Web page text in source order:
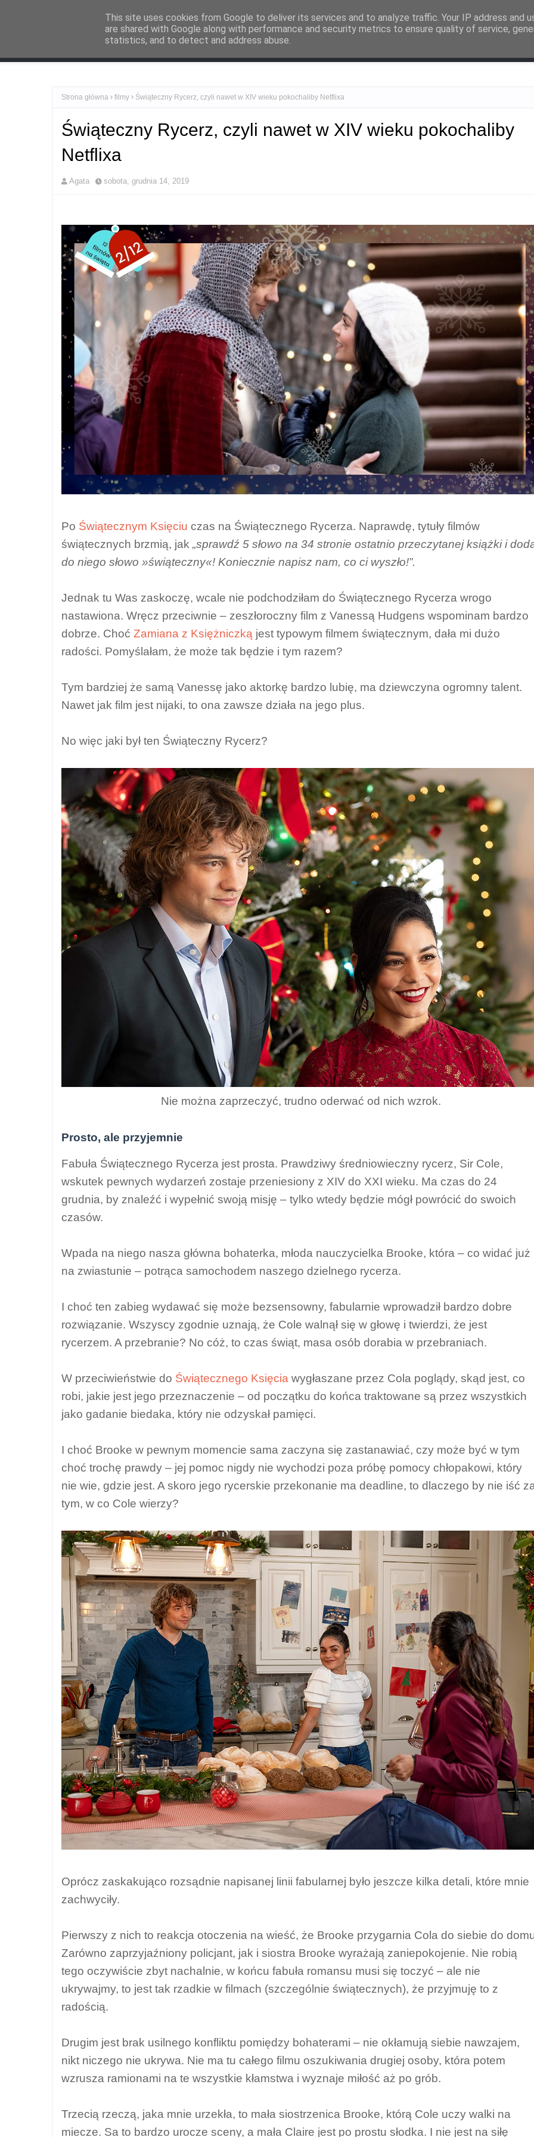
Recenzje Popkulturalne zapiski
Strona główna filmy Świąteczny Rycerz, czyli nawet w XIV wieku pokochaliby Netflixa
Świąteczny Rycerz, czyli nawet w XIV wieku pokochaliby
Netflixa
Agata sobota, grudnia 14, 2019
Po Świątecznym Księciu czas na Świątecznego Rycerza. Naprawdę, tytuły filmów
świątecznych brzmią, jak „sprawdź 5 słowo na 34 stronie ostatnio przeczytanej książki i
do niego słowo »świąteczny«! Koniecznie napisz nam, co ci wyszło!”.
Jednak tu Was zaskoczę, wcale nie podchodziłam do Świątecznego Rycerza wrogo
nastawiona. Wręcz przeciwnie – zeszłoroczny film z Vanessą Hudgens wspominam bardzo
dobrze. Choć Zamiana z Księżniczką jest typowym filmem świątecznym, dała mi dużo
radości. Pomyślałam, że może tak będzie i tym razem?
Tym bardziej że samą Vanessę jako aktorkę bardzo lubię, ma dziewczyna ogromny talent.
Nawet jak film jest nijaki, to ona zawsze działa na jego plus.
No więc jaki był ten Świąteczny Rycerz?
Nie można zaprzeczyć, trudno oderwać od nich wzrok.
Prosto, ale przyjemnie
Fabuła Świątecznego Rycerza jest prosta. Prawdziwy średniowieczny rycerz, Sir Cole,
wskutek pewnych wydarzeń zostaje przeniesiony z XIV do XXI wieku. Ma czas do 24
grudnia, by znaleźć i wypełnić swoją misję – tylko wtedy będzie mógł powrócić do swoich
czasów.
Wpada na niego nasza główna bohaterka, młoda nauczycielka Brooke, która – co widać już
na zwiastunie – potrąca samochodem naszego dzielnego rycerza.
I choć ten zabieg wydawać się może bezsensowny, fabularnie wprowadził bardzo dobre
rozwiązanie. Wszyscy zgodnie uznają, że Cole walnął się w głowę i twierdzi, że jest
rycerzem. A przebranie? No cóż, to czas świąt, masa osób dorabia w przebraniach.
W przeciwieństwie do Świątecznego Księcia wygłaszane przez Cola poglądy, skąd jest, co
robi, jakie jest jego przeznaczenie – od początku do końca traktowane są przez wszystkich
jako gadanie biedaka, który nie odzyskał pamięci.
I choć Brooke w pewnym momencie sama zaczyna się zastanawiać, czy może być w tym
choć trochę prawdy – jej pomoc nigdy nie wychodzi poza próbę pomocy chłopakowi, który
nie wie, gdzie jest. A skoro jego rycerskie przekonanie ma deadline, to dlaczego by nie iść
tym, w co Cole wierzy?
Oprócz zaskakująco rozsądnie napisanej linii fabularnej było jeszcze kilka detali, które mnie
zachwyciły.
Pierwszy z nich to reakcja otoczenia na wieść, że Brooke przygarnia Cola do siebie do
Zarówno zaprzyjaźniony policjant, jak i siostra Brooke wyrażają zaniepokojenie. Nie robią
tego oczywiście zbyt nachalnie, w końcu fabuła romansu musi się toczyć – ale nie
ukrywajmy, to jest tak rzadkie w filmach (szczególnie świątecznych), że przyjmuję to z
radością.
Drugim jest brak usilnego konfliktu pomiędzy bohaterami – nie okłamują siebie nawzajem,
nikt niczego nie ukrywa. Nie ma tu całego filmu oszukiwania drugiej osoby, która potem
wzrusza ramionami na te wszystkie kłamstwa i wyznaje miłość aż po grób.
Trzecią rzeczą, jaka mnie urzekła, to mała siostrzenica Brooke, którą Cole uczy walki na
miecze. Sa to bardzo urocze sceny, a mała Claire jest po prostu słodka. I nie jest na siłę
This site uses cookies from Google to deliver its services and to analyze traffic. Your IP address and
are shared with Google along with performance and security metrics to ensure quality of service,
statistics, and to detect and address abuse.